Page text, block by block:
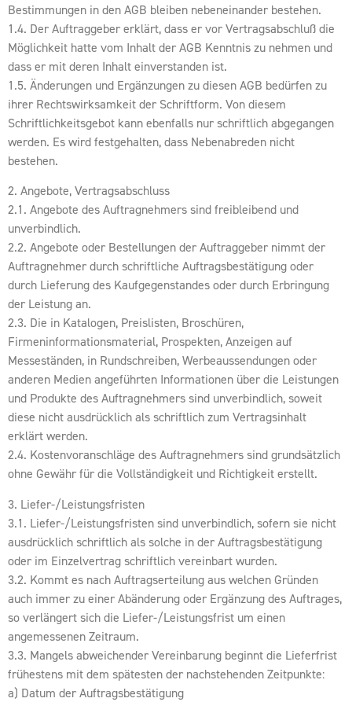
Bestimmungen in den AGB bleiben nebeneinander bestehen.
1.4. Der Auftraggeber erklärt, dass er vor Vertragsabschluß die
Möglichkeit hatte vom Inhalt der AGB Kenntnis zu nehmen und
dass er mit deren Inhalt einverstanden ist.
1.5. Änderungen und Ergänzungen zu diesen AGB bedürfen zu
ihrer Rechtswirksamkeit der Schriftform. Von diesem
Schriftlichkeitsgebot kann ebenfalls nur schriftlich abgegangen
werden. Es wird festgehalten, dass Nebenabreden nicht
bestehen.
2. Angebote, Vertragsabschluss
2.1. Angebote des Auftragnehmers sind freibleibend und
unverbindlich.
2.2. Angebote oder Bestellungen der Auftraggeber nimmt der
Auftragnehmer durch schriftliche Auftragsbestätigung oder
durch Lieferung des Kaufgegenstandes oder durch Erbringung
der Leistung an.
2.3. Die in Katalogen, Preislisten, Broschüren,
Firmeninformationsmaterial, Prospekten, Anzeigen auf
Messeständen, in Rundschreiben, Werbeaussendungen oder
anderen Medien angeführten Informationen über die Leistungen
und Produkte des Auftragnehmers sind unverbindlich, soweit
diese nicht ausdrücklich als schriftlich zum Vertragsinhalt
erklärt werden.
2.4. Kostenvoranschläge des Auftragnehmers sind grundsätzlich
ohne Gewähr für die Vollständigkeit und Richtigkeit erstellt.
3. Liefer-/Leistungsfristen
3.1. Liefer-/Leistungsfristen sind unverbindlich, sofern sie nicht
ausdrücklich schriftlich als solche in der Auftragsbestätigung
oder im Einzelvertrag schriftlich vereinbart wurden.
3.2. Kommt es nach Auftragserteilung aus welchen Gründen
auch immer zu einer Abänderung oder Ergänzung des Auftrages,
so verlängert sich die Liefer-/Leistungsfrist um einen
angemessenen Zeitraum.
3.3. Mangels abweichender Vereinbarung beginnt die Lieferfrist
frühestens mit dem spätesten der nachstehenden Zeitpunkte:
a) Datum der Auftragsbestätigung